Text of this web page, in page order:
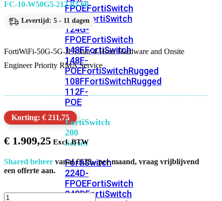
FPOEFortiSwitch
124GFortiSwitch
124G-
FPOEFortiSwitch
148FFortiSwitch
148F-
POEFortiSwitchRugged
108FFortiSwitchRugged
112F-
POE
FortiSwitch
200
Series
FortiSwitch
224D-
FPOEFortiSwitch
248DFortiSwitch
FC-10-W50G5-212-02-60
Levertijd: 5 - 11 dagen
FortiWiFi-50G-5G-II 5 Jaar 4-Hour Hardware and Onsite
Engineer Priority RMA Service
Korting: € 211,75
€ 1.909,25
Shared beheer vanaf €129,- per maand, vraag vrijblijvend
een offerte aan.
FortiWiFi-